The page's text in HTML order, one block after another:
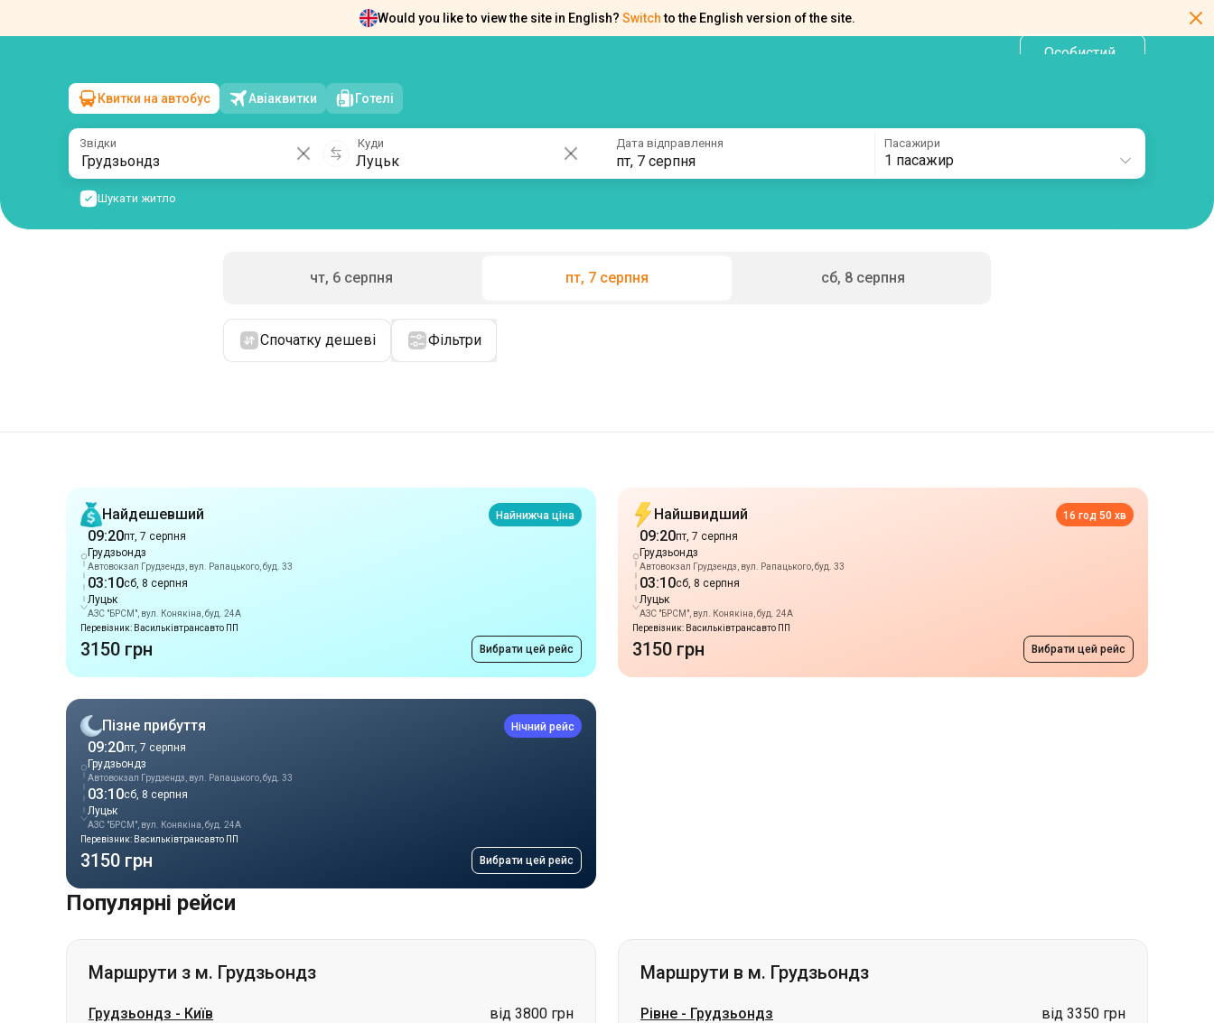
Would you like to view the site in English? Switch to the English version of the site.
Особистий
Грудзьондз→Луцьк
пт, 7 серпня/1 пасажир
Квитки на автобус Авіаквитки Готелі
Звідки Куди Дата відправлення
пт, 7 серпня
Пасажири
1 пасажир
Шукати житло
чт, 6 серпня пт, 7 серпня сб, 8 серпня
Спочатку дешеві Фільтри
Найдешевший
Найнижча ціна
09:20пт, 7 серпня
Грудзьондз
Автовокзал Грудзендз, вул. Рапацького, буд. 33
03:10сб, 8 серпня
Луцьк
АЗС "БРСМ", вул. Конякіна, буд. 24А
Перевізник: Васильківтрансавто ПП
3150 грн Вибрати цей рейс
Найшвидший 16 год 50 хв
09:20пт, 7 серпня
Грудзьондз
Автовокзал Грудзендз, вул. Рапацького, буд. 33
03:10сб, 8 серпня
Луцьк
АЗС "БРСМ", вул. Конякіна, буд. 24А
Перевізник: Васильківтрансавто ПП
3150 грн Вибрати цей рейс
Пізне прибуття Нічний рейс
09:20пт, 7 серпня
Грудзьондз
Автовокзал Грудзендз, вул. Рапацького, буд. 33
03:10сб, 8 серпня
Луцьк
АЗС "БРСМ", вул. Конякіна, буд. 24А
Перевізник: Васильківтрансавто ПП
3150 грн Вибрати цей рейс
Популярні рейси
Маршрути з м. Грудзьондз
Грудзьондз - Київ
від 3800 грн
Маршрути в м. Грудзьондз
Рівне - Грудзьондз
від 3350 грн